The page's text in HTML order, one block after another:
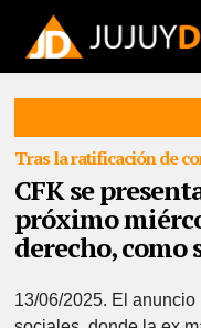
Tras la ratificación de
CFK se
próximo
derecho, como
13/06/2025. El anuncio